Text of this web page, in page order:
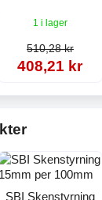
1 i lager
510,28 kr
408,21 kr
SBI Skenstyrning